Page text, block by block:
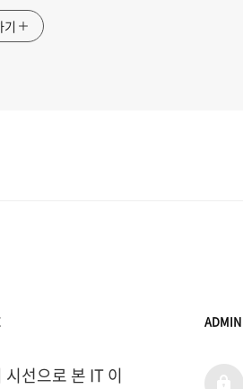
기
시선으로 본 IT 이
ADMIN
admin